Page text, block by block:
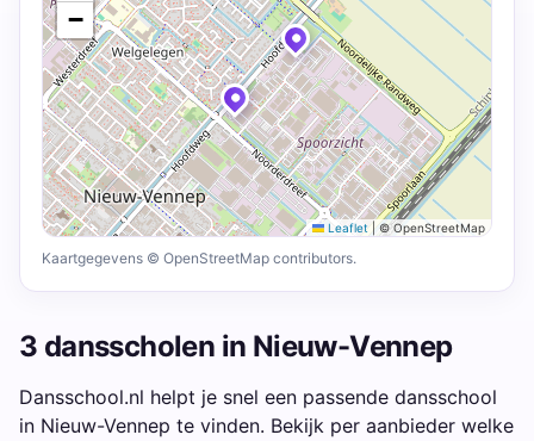
−
Leaflet © OpenStreetMap
Kaartgegevens © OpenStreetMap contributors.
3 dansscholen in Nieuw-Vennep
Dansschool.nl helpt je snel een passende dansschool
in Nieuw-Vennep te vinden. Bekijk per aanbieder welke